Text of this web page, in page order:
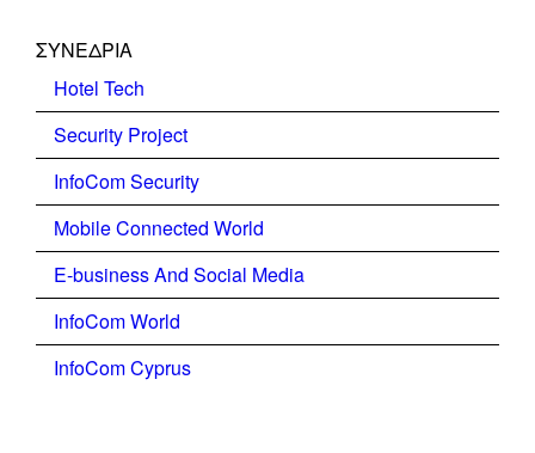
ΣΥΝΕΔΡΙΑ
Hotel Tech
Security Project
InfoCom Security
Mobile Connected World
E-business And Social Media
InfoCom World
InfoCom Cyprus